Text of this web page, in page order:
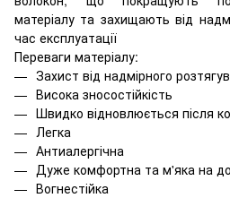
матеріалу та захищають від
час експлуатації
Переваги матеріалу:
Захист від надмірного
Висока зносостійкість
Швидко відновлюється після
Легка
Антиалергічна
Дуже комфортна та м'яка на
Вогнестійка